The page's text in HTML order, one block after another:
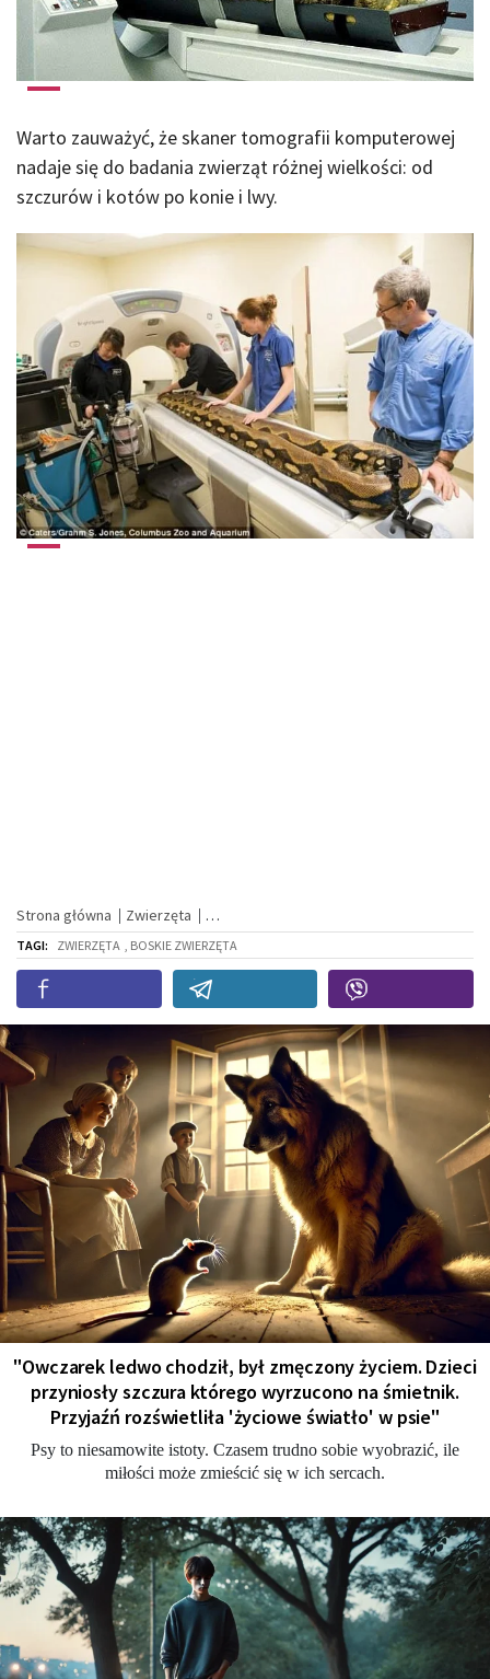
Warto zauważyć, że skaner tomografii komputerowej
nadaje się do badania zwierząt różnej wielkości: od
szczurów i kotów po konie i lwy.
Strona główna Zwierzęta
TAGI: ZWIERZĘTA , BOSKIE ZWIERZĘTA
"Owczarek ledwo chodził, był zmęczony życiem. Dzieci
przyniosły szczura którego wyrzucono na śmietnik.
Przyjaźń rozświetliła 'życiowe światło' w psie"
Psy to niesamowite istoty. Czasem trudno sobie wyobrazić, ile
miłości może zmieścić się w ich sercach.